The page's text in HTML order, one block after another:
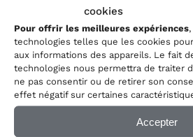
cookies
Pour offrir les meilleures expériences
technologies telles que les cookies
aux informations des appareils. Le fait
technologies nous permettra de traiter
ne pas consentir ou de retirer son
effet négatif sur certaines
Accepter
type=
hide_on_mobile= »small-
visibility,large-visibility »
fusion_display_title= »yes »
fusion_border_size= »0″
fusion_border_style= »solid »